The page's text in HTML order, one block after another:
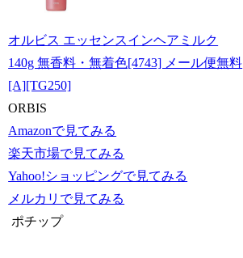
オルビス エッセンスインヘアミルク
140g 無香料・無着色[4743] メール便無料
[A][TG250]
ORBIS
Amazonで見てみる
楽天市場で見てみる
Yahoo!ショッピングで見てみる
メルカリで見てみる
ポチップ